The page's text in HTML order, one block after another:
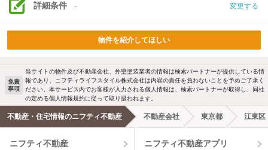
詳細条件 - 変更する
物件を紹介してほしい
免責
事項
当サイトの物件及び不動産会社、外壁塗装業者の情報は検索パートナーが提供している情
報であり、ニフティライフスタイル株式会社は内容の責任を負わないことを予めご了承く
ださい。本サービス内でお客様が入力される個人情報は、検索パートナーが取得し、同社
の定める個人情報規約に従って取り扱われます。
不動産・住宅情報のニフティ不動産 不動産会社 東京都 江東区
ニフティ不動産 ニフティ不動産アプリ